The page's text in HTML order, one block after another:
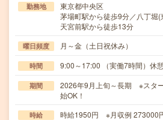
勤務地
東京都中央区
茅場町駅から徒歩9分／八丁堀
天宮前駅から徒歩13分
曜日頻度 月～金（土日祝休み）
時間 9:00～17:00 （実働7時間）
期間
2026年9月上旬～長期 ※スタ
始OK！
時給 時給1950円 ※月収例 273000